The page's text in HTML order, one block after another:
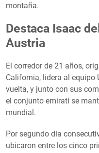
montaña.
Destaca Isaac
Austria
El corredor de 21 años,
California, lidera al equipo
vuelta, y junto con sus
el conjunto emiratí se
mundial.
Por segundo día
ubicaron entre los cinco